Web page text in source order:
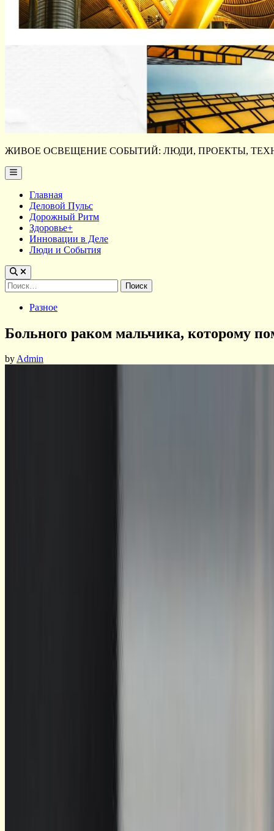
ЖИВОЕ ОСВЕЩЕНИЕ СОБЫТИЙ: ЛЮДИ, ПРОЕКТЫ,
Main
Menu
Главная
Деловой Пульс
Дорожный Ритм
Здоровье+
Инновации в Деле
Люди и События
Найти:
PostedРазное
Больного раком мальчика, которому
byAdmin